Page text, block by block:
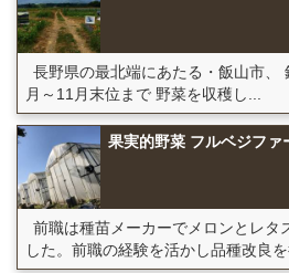
長野県の最北端にあたる・飯山市、
月～11月末位まで 野菜を収穫し...
果実的野菜 フルベジファ
前職は種苗メーカーでメロンとレタ
した。前職の経験を活かし品種改良を